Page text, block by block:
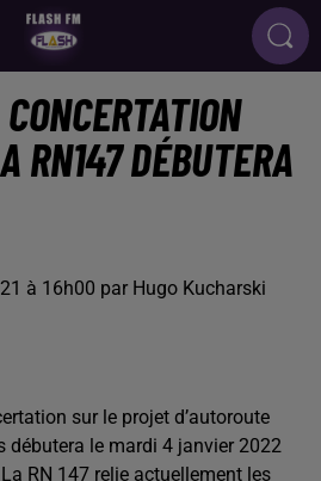
RN147 DÉBUTERA
à 16h00 par Hugo Kucharski
sur le projet d’autoroute
débutera le mardi 4 janvier 2022
RN 147 relie actuellement les